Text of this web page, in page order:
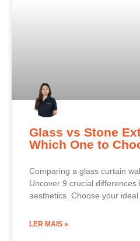
Glass vs Stone
Which One to
Comparing a glass curtain
Uncover 9 crucial differences
aesthetics. Choose your
LER MAIS »